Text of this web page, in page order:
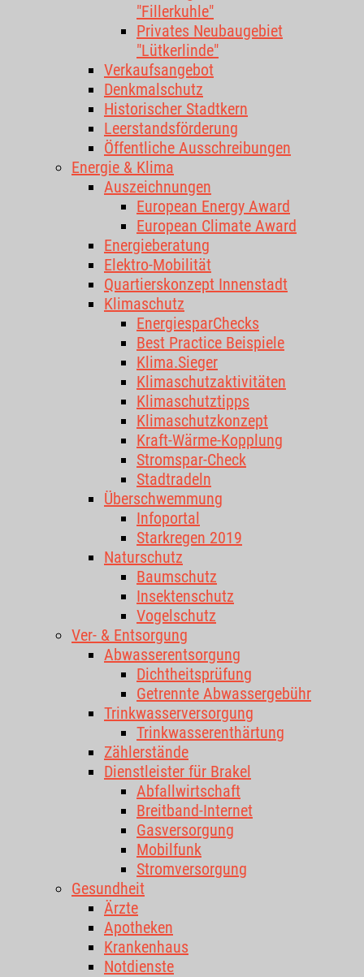
"Fillerkuhle"
Privates Neubaugebiet
"Lütkerlinde"
Verkaufsangebot
Denkmalschutz
Historischer Stadtkern
Leerstandsförderung
Öffentliche Ausschreibungen
Energie & Klima
Auszeichnungen
European Energy Award
European Climate Award
Energieberatung
Elektro-Mobilität
Quartierskonzept Innenstadt
Klimaschutz
EnergiesparChecks
Best Practice Beispiele
Klima.Sieger
Klimaschutzaktivitäten
Klimaschutztipps
Klimaschutzkonzept
Kraft-Wärme-Kopplung
Stromspar-Check
Stadtradeln
Überschwemmung
Infoportal
Starkregen 2019
Naturschutz
Baumschutz
Insektenschutz
Vogelschutz
Ver- & Entsorgung
Abwasserentsorgung
Dichtheitsprüfung
Getrennte Abwassergebühr
Trinkwasserversorgung
Trinkwasserenthärtung
Zählerstände
Dienstleister für Brakel
Abfallwirtschaft
Breitband-Internet
Gasversorgung
Mobilfunk
Stromversorgung
Gesundheit
Ärzte
Apotheken
Krankenhaus
Notdienste